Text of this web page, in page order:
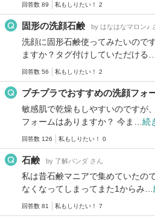
回答数 89 私もしりたい！ 2
固形の洗顔石鹸 by はなはなマロン♪
洗顔に固形石鹸使ってみたいので
ますか？タグ付けしていただける…
回答数 56 私もしりたい！ 2
プチプラでおすすめの洗顔フォ
敏感肌で乾燥もしやすいのですが
フォームはありますか？ 今ま… 続
回答数 126 私もしりたい！ 0
石鹸 by 了解パンダ さん
私は昔石鹸マニアで集めていたの
なくなってしまってまた1からみ…
回答数 81 私もしりたい！ 7